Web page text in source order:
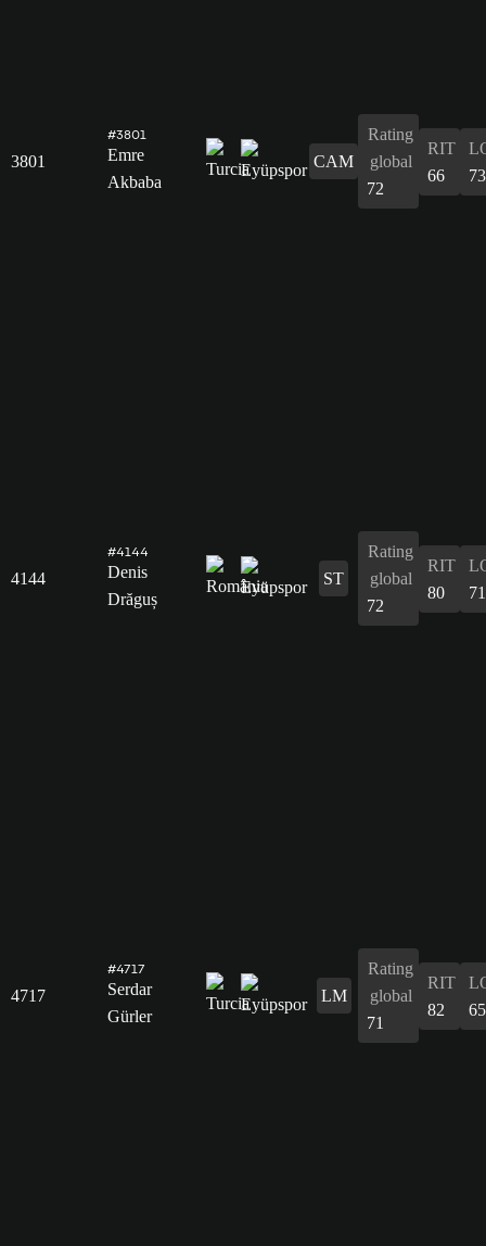
3801
#3801
Emre
Akbaba
CAM
Rating
global
72
RIT
66
73
4144
#4144
Denis
Drăguș
ST
Rating
global
72
RIT
80
71
4717
#4717
Serdar
Gürler
LM
Rating
global
71
RIT
82
65